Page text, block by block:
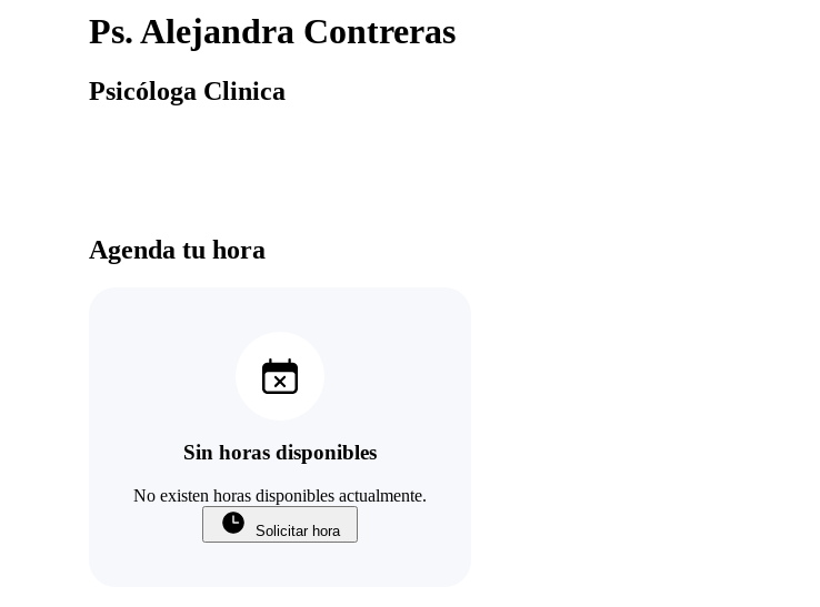
Ps. Alejandra Contreras
Psicóloga Clinica
Agenda tu hora
Sin horas disponibles
No existen horas disponibles actualmente.
Solicitar hora